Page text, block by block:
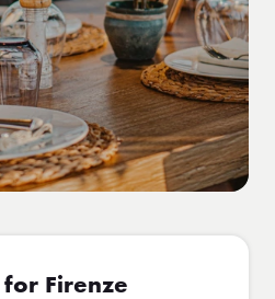
for Firenze